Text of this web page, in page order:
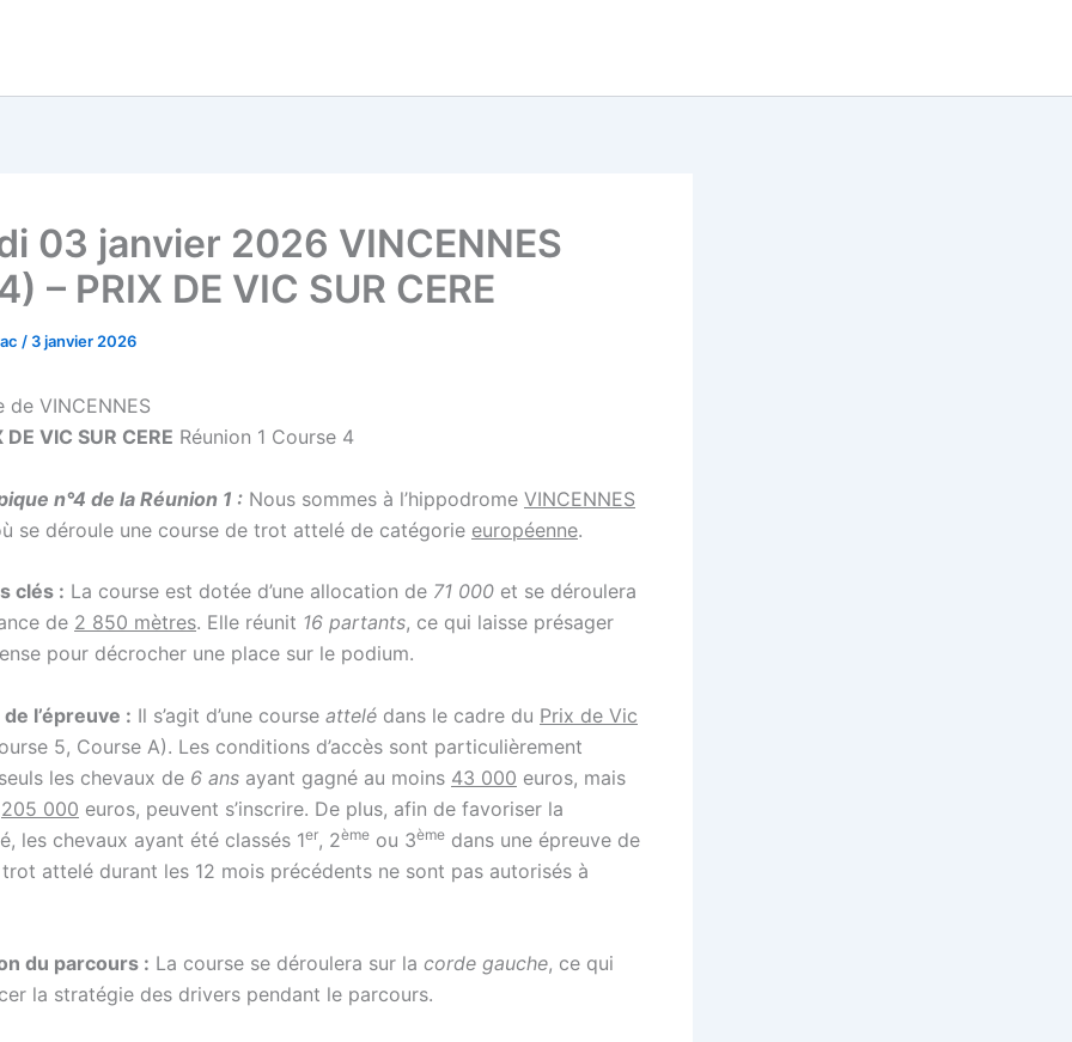
03 janvier 2026 VINCENNES
– PRIX DE VIC SUR CERE
/ 3 janvier 2026
VINCENNES
DE VIC SUR CERE Réunion 1 Course 4
n°4 de la Réunion 1 : Nous sommes à l’hippodrome VINCENNES
se déroule une course de trot attelé de catégorie européenne.
clés : La course est dotée d’une allocation de 71 000 et se déroulera
de 2 850 mètres. Elle réunit 16 partants, ce qui laisse présager
pour décrocher une place sur le podium.
l’épreuve : Il s’agit d’une course attelé dans le cadre du Prix de Vic
5, Course A). Les conditions d’accès sont particulièrement
les chevaux de 6 ans ayant gagné au moins 43 000 euros, mais
205 000 euros, peuvent s’inscrire. De plus, afin de favoriser la
les chevaux ayant été classés 1er, 2ème ou 3ème dans une épreuve de
attelé durant les 12 mois précédents ne sont pas autorisés à
du parcours : La course se déroulera sur la corde gauche, ce qui
la stratégie des drivers pendant le parcours.
now